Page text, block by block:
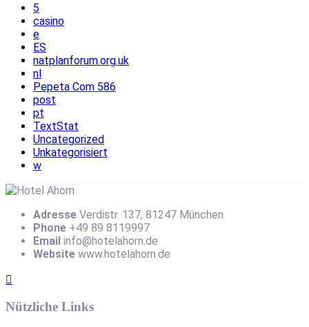
5
casino
e
ES
natplanforum.org.uk
nl
Pepeta Com 586
post
pt
TextStat
Uncategorized
Unkategorisiert
w
Adresse Verdistr. 137, 81247 München
Phone +49 89 8119997
Email info@hotelahorn.de
Website www.hotelahorn.de
Nützliche Links